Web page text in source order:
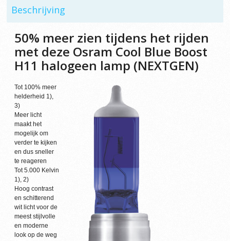
Beschrijving
50% meer zien tijdens het rijden
met deze Osram Cool Blue Boost
H11 halogeen lamp (NEXTGEN)
Tot 100% meer
helderheid 1),
3)
Meer licht
maakt het
mogelijk om
verder te kijken
en dus sneller
te reageren
Tot 5.000 Kelvin
1), 2)
Hoog contrast
en schitterend
wit licht voor de
meest stijlvolle
en moderne
look op de weg